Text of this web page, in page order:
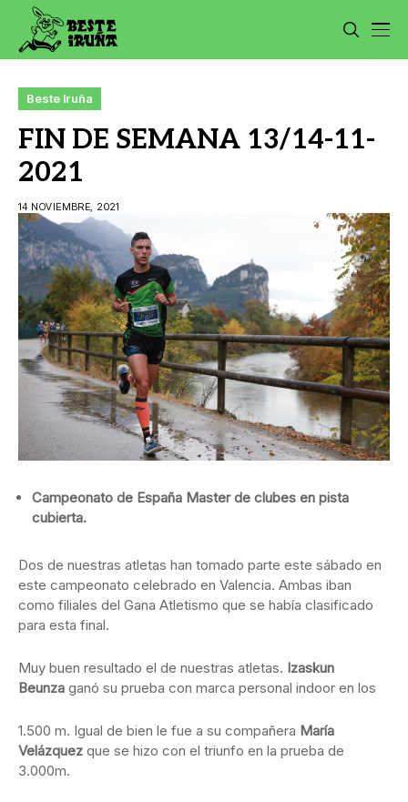
Beste Iruña
FIN DE SEMANA 13/14-11-
2021
14 NOVIEMBRE, 2021
Campeonato de España Master de clubes en pista
cubierta.
Dos de nuestras atletas han tomado parte este sábado en
este campeonato celebrado en Valencia. Ambas iban
como filiales del Gana Atletismo que se había clasificado
para esta final.
Muy buen resultado el de nuestras atletas. Izaskun
Beunza ganó su prueba con marca personal indoor en los
1.500 m. Igual de bien le fue a su compañera María
Velázquez que se hizo con el triunfo en la prueba de
3.000m.